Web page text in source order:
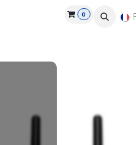
Recrutement Ressources
0